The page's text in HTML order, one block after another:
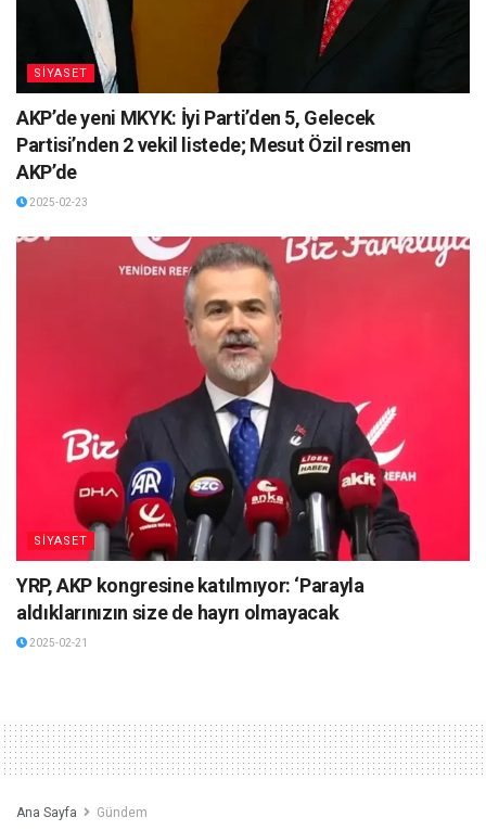
SİYASET
AKP’de yeni MKYK: İyi Parti’den 5, Gelecek
Partisi’nden 2 vekil listede; Mesut Özil resmen
AKP’de
2025-02-23
SİYASET
YRP, AKP kongresine katılmıyor: ‘Parayla
aldıklarınızın size de hayrı olmayacak
2025-02-21
Ana Sayfa Gündem